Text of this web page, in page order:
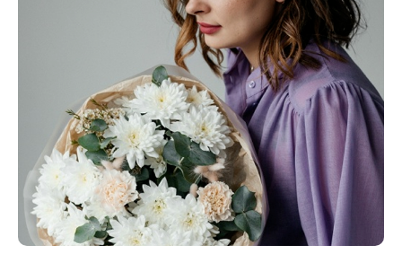
композиции под ваш вкус и бюджет.
Можно оформить заказ заранее и забрать
Бесплатная доставка от 3000 ₽
Доставка по Сергиеву Посаду при заказе
от 3000 ₽ — бесплатно.
По Сергиево-Посадскому округу
стоимость рассчитывается в зависимости